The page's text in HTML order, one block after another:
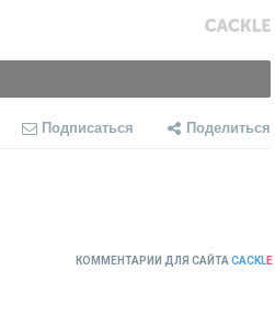
Подписаться Поделиться
КОММЕНТАРИИ ДЛЯ САЙТА CACKLE